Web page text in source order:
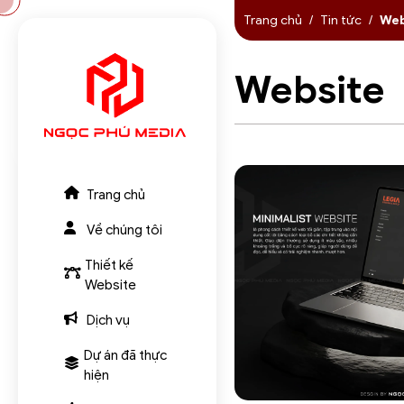
Trang chủ
Về chúng tôi
Thiết kế
Website
Dịch vụ
Dự án đã thực
hiện
Trang chủ Tin tức
Website